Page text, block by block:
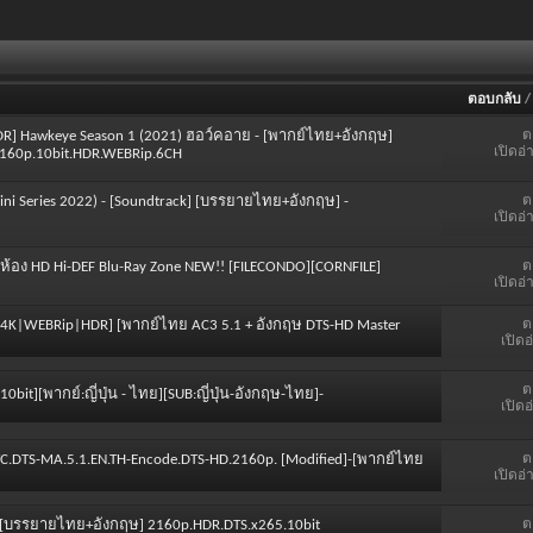
ตอบกลับ
Hawkeye Season 1 (2021) ฮอว์คอาย - [พากย์ไทย+อังกฤษ]
เปิดอ่
Series 2022) - [Soundtrack] [บรรยายไทย+อังกฤษ] -
เปิดอ่
Hi-DEF Blu-Ray Zone NEW!! [FILECONDO][CORNFILE]
เปิดอ่
[พากย์ไทย AC3 5.1 + อังกฤษ DTS-HD Master
เปิด
10bit][พากย์:ญี่ปุ่น - ไทย][SUB:ญี่ปุ่น-อังกฤษ-ไทย]-
เปิด
MA.5.1.EN.TH-Encode.DTS-HD.2160p. [Modified]-[พากย์ไทย
เปิดอ่
รยายไทย+อังกฤษ] 2160p.HDR.DTS.x265.10bit